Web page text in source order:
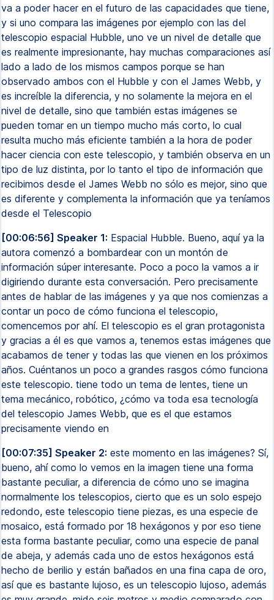
va a poder hacer en el futuro de las capacidades que tiene,
y si uno compara las imágenes por ejemplo con las del
telescopio espacial Hubble, uno ve un nivel de detalle que
es realmente impresionante, hay muchas comparaciones así
lado a lado de los mismos campos porque se han
observado ambos con el Hubble y con el James Webb, y
es increíble la diferencia, y no solamente la mejora en el
nivel de detalle, sino que también estas imágenes se
pueden tomar en un tiempo mucho más corto, lo cual
resulta mucho más eficiente también a la hora de poder
hacer ciencia con este telescopio, y también observa en un
tipo de luz distinta, por lo tanto el tipo de información que
recibimos desde el James Webb no sólo es mejor, sino que
es diferente y complementa la información que ya teníamos
desde el Telescopio
[00:06:56] Speaker 1: Espacial Hubble. Bueno, aquí ya la
autora comenzó a bombardear con un montón de
información súper interesante. Poco a poco la vamos a ir
digiriendo durante esta conversación. Pero precisamente
antes de hablar de las imágenes y ya que nos comienzas a
contar un poco de cómo funciona el telescopio,
comencemos por ahí. El telescopio es el gran protagonista
y gracias a él es que vamos a, tenemos estas imágenes que
acabamos de tener y todas las que vienen en los próximos
años. Cuéntanos un poco a grandes rasgos cómo funciona
este telescopio. tiene todo un tema de lentes, tiene un
tema mecánico, robótico, ¿cómo va toda esa tecnología
del telescopio James Webb, que es el que estamos
precisamente viendo en
[00:07:35] Speaker 2: este momento en las imágenes? Sí,
bueno, ahí como lo vemos en la imagen tiene una forma
bastante peculiar, a diferencia de cómo uno se imagina
normalmente los telescopios, cierto que es un solo espejo
redondo, este telescopio tiene piezas, es una especie de
mosaico, está formado por 18 hexágonos y por eso tiene
esta forma bastante peculiar, como una especie de panal
de abeja, y además cada uno de estos hexágonos está
hecho de berilio y están bañados en una fina capa de oro,
así que es bastante lujoso, es un telescopio lujoso, además